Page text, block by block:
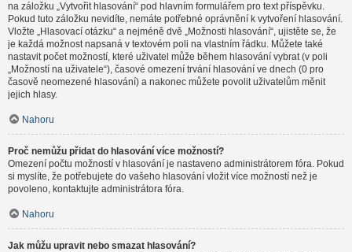
na záložku „Vytvořit hlasování“ pod hlavním formulářem pro text příspěvku.
Pokud tuto záložku nevidíte, nemáte potřebné oprávnění k vytvoření hlasování.
Vložte „Hlasovací otázku“ a nejméně dvě „Možnosti hlasování“, ujistěte se, že
je každá možnost napsaná v textovém poli na vlastním řádku. Můžete také
nastavit počet možností, které uživatel může během hlasování vybrat (v poli
„Možností na uživatele“), časové omezení trvání hlasování ve dnech (0 pro
časově neomezené hlasování) a nakonec můžete povolit uživatelům měnit
jejich hlasy.
Nahoru
Proč nemůžu přidat do hlasování více možností?
Omezení počtu možností v hlasování je nastaveno administrátorem fóra. Pokud
si myslíte, že potřebujete do vašeho hlasování vložit více možností než je
povoleno, kontaktujte administrátora fóra.
Nahoru
Jak můžu upravit nebo smazat hlasování?